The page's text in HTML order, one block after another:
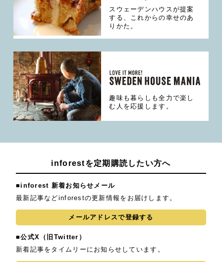
スウェーデンハウスが提案
する、これからの幸せのあ
りかた。
趣味も暮らしも全力で楽し
む人を応援します。
inforestを定期購読したい方へ
■inforest 新着お知らせメール
最新記事などinforestの更新情報をお届けします。
メールアドレスで登録する
■公式X（旧Twitter）
新着記事をタイムリーにお知らせしています。